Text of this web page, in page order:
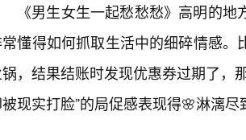
《男生女生一起愁愁愁》高明的
懂得如何抓取生活中的细碎情感
，结果结账时发现优惠券过期了，
现实打脸”的局促感表现得🌸淋漓尽